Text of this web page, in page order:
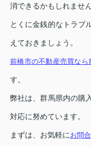
消できるかもしれません
とくに金銭的なトラブ
えておきましょう。
前橋市の不動産売買なら
す。
弊社は、群馬県内の購
対応に努めています。
まずは、お気軽にお問